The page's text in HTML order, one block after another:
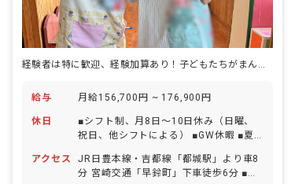
給与 月給156,700円 ~ 176,900円
休日
■シフト制、月8日～10日休み（日曜、
祝日、他シフトによる） ■GW休暇 ■夏
29日～1月3日、最大6日間）※有給休暇
の取得として処理 ■有給休暇（取得率
アクセス
JR日豊本線・吉都線「都城駅」より車8
分 宮崎交通「早鈴町」下車徒歩6分 ■マ